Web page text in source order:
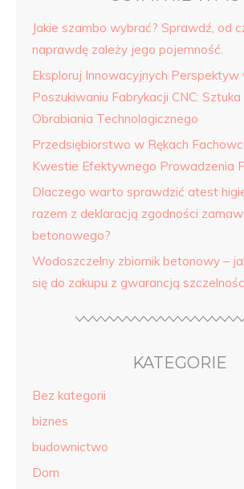
Jakie szambo wybrać? Sprawdź, od
naprawdę zależy jego pojemność.
Eksploruj Innowacyjnych Perspektyw
Poszukiwaniu Fabrykacji CNC:
Obrabiania Technologicznego
Przedsiębiorstwo w Rękach
Kwestie Efektywnego Prowadzenia
Dlaczego warto sprawdzić atest
razem z deklaracją zgodności
betonowego?
Wodoszczelny zbiornik betonowy –
się do zakupu z gwarancją
KATEGORIE
Bez kategorii
biznes
budownictwo
Dom